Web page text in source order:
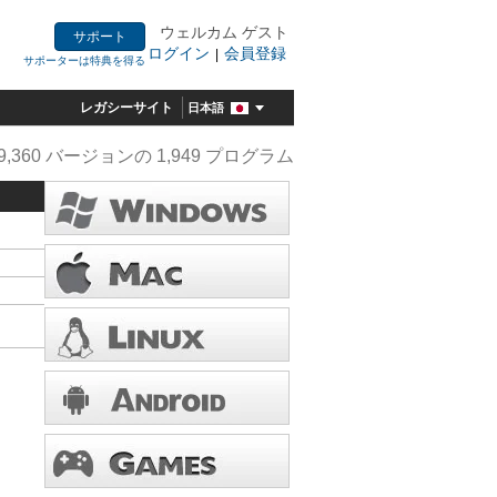
サポート
サポーターは特典を得る
ウェルカム ゲスト
ログイン | 会員登録
レガシーサイト 日本語
バージョンの 1,949 プログラム